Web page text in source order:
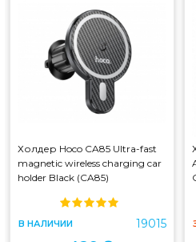
Холдер Hoco CA85 Ultra-fast
magnetic wireless charging car
holder Black (CA85)
В НАЛИЧИИ 19015